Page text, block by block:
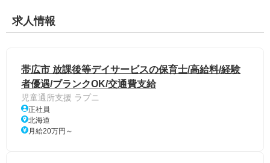
求人情報
帯広市 放課後等デイサービスの保育士/高給料/経験
者優遇/ブランクOK/交通費支給
児童通所支援 ラプニ
正社員
北海道
月給20万円～